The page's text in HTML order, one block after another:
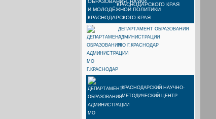
КРАСНОДАРСКОГО КРАЯ
ДЕПАРТАМЕНТ ОБРАЗОВАНИЯ
АДМИНИСТРАЦИИ
МО Г.КРАСНОДАР
КРАСНОДАРСКИЙ НАУЧНО-
МЕТОДИЧЕСКИЙ ЦЕНТР